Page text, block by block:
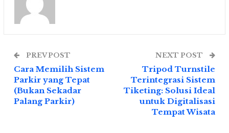
PREV POST
Cara Memilih Sistem
Parkir yang Tepat
(Bukan Sekadar
Palang Parkir)
NEXT POST
Tripod Turnstile
Terintegrasi Sistem
Tiketing: Solusi Ideal
untuk Digitalisasi
Tempat Wisata